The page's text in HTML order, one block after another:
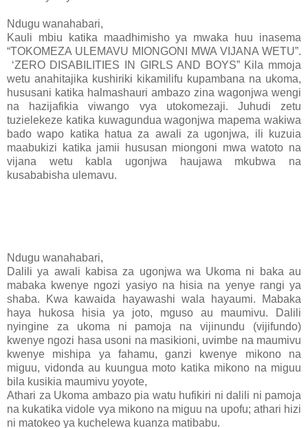
Ndugu wanahabari,
Kauli mbiu katika maadhimisho ya mwaka huu inasema
“TOKOMEZA ULEMAVU MIONGONI MWA VIJANA WETU”.
‘ZERO DISABILITIES IN GIRLS AND BOYS” Kila mmoja
wetu anahitajika kushiriki kikamilifu kupambana na ukoma,
hususani katika halmashauri ambazo zina wagonjwa wengi
na hazijafikia viwango vya utokomezaji. Juhudi zetu
tuzielekeze katika kuwagundua wagonjwa mapema wakiwa
bado wapo katika hatua za awali za ugonjwa, ili kuzuia
maabukizi katika jamii hususan miongoni mwa watoto na
vijana wetu kabla ugonjwa haujawa mkubwa na
kusababisha ulemavu.
Ndugu wanahabari,
Dalili ya awali kabisa za ugonjwa wa Ukoma ni baka au
mabaka kwenye ngozi yasiyo na hisia na yenye rangi ya
shaba. Kwa kawaida hayawashi wala hayaumi. Mabaka
haya hukosa hisia ya joto, mguso au maumivu. Dalili
nyingine za ukoma ni pamoja na vijinundu (vijifundo)
kwenye ngozi hasa usoni na masikioni, uvimbe na maumivu
kwenye mishipa ya fahamu, ganzi kwenye mikono na
miguu, vidonda au kuungua moto katika mikono na miguu
bila kusikia maumivu yoyote,
Athari za Ukoma ambazo pia watu hufikiri ni dalili ni pamoja
na kukatika vidole vya mikono na miguu na upofu; athari hizi
ni matokeo ya kuchelewa kuanza matibabu.